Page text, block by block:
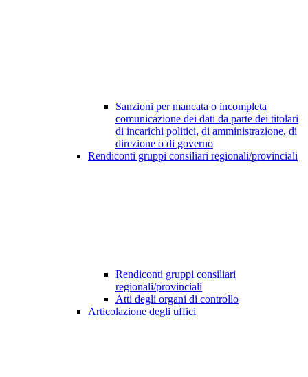
Sanzioni per mancata o incompleta
comunicazione dei dati da parte dei titolari
di incarichi politici, di amministrazione, di
direzione o di governo
Rendiconti gruppi consiliari regionali/provinciali
Rendiconti gruppi consiliari
regionali/provinciali
Atti degli organi di controllo
Articolazione degli uffici